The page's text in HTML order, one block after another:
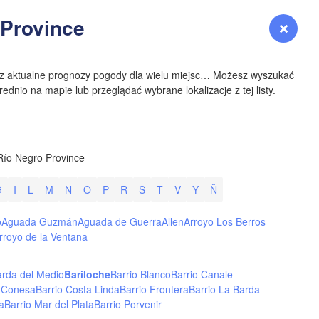
Zaloguj się Prognoza
aktualne prognozy pogody dla wielu miejsc… Możesz wyszukać
na mapie lub przeglądać wybrane lokalizacje z tej listy.
Negro Province
I L M N O P R S T V Y Ñ
Aguada GuzmánAguada de GuerraAllenArroyo Los Berros
de la Ventana
del MedioBarilocheBarrio BlancoBarrio Canale
Barrio Costa LindaBarrio FronteraBarrio La Barda
Barrio Mar del PlataBarrio Porvenir